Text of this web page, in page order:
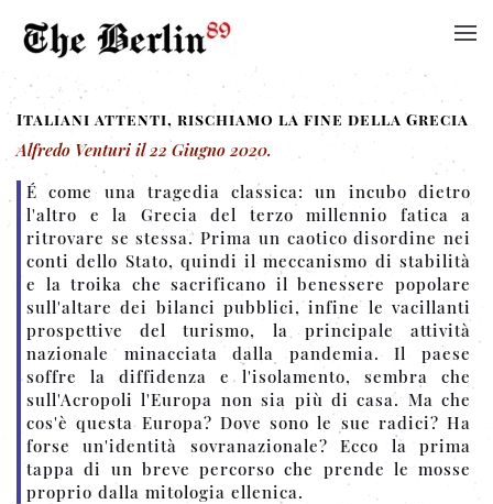
Italiani attenti, rischiamo la fine della Grecia
Alfredo Venturi il22 Giugno 2020.
É come una tragedia classica: un incubo dietro
l'altro e la Grecia del terzo millennio fatica a
ritrovare se stessa. Prima un caotico disordine nei
conti dello Stato, quindi il meccanismo di stabilità
e la troika che sacrificano il benessere popolare
sull'altare dei bilanci pubblici, infine le vacillanti
prospettive del turismo, la principale attività
nazionale minacciata dalla pandemia. Il paese
soffre la diffidenza e l'isolamento, sembra che
sull'Acropoli l'Europa non sia più di casa. Ma che
cos'è questa Europa? Dove sono le sue radici? Ha
forse un'identità sovranazionale? Ecco la prima
tappa di un breve percorso che prende le mosse
proprio dalla mitologia ellenica.